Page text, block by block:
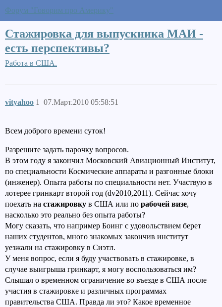
Форум "Говорим про Америку"
Стажировка для выпускника МАИ -
есть перспективы?
Работа в США.
vityahoo 07.Март.2010 05:58:51
1
Всем доброго времени суток!
Разрешите задать парочку вопросов.
В этом году я закончил Московский Авиационный Институт,
по специальности Космические аппараты и разгонные блоки
(инженер). Опыта работы по специальности нет. Участвую в
лотерее гринкарт второй год (dv2010,2011). Сейчас хочу
поехать на стажировку в США или по рабочей визе,
насколько это реально без опыта работы?
Могу сказать, что например Боинг с удовольствием берет
наших студентов, много знакомых закончив институт
уезжали на стажировку в Сиэтл.
У меня вопрос, если я буду участвовать в стажировке, в
случае выигрыша гринкарт, я могу воспользоваться им?
Слышал о временном ограничение во въезде в США после
участия в стажировке и различных программах
правительства США. Правда ли это? Какое временное